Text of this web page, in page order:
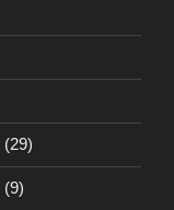
(29)
(9)